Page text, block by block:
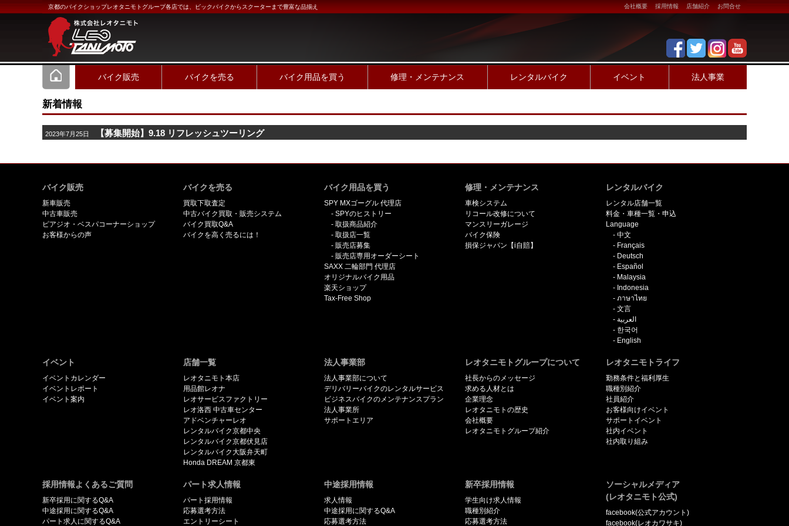
会社概要 採用情報 店舗紹介 お問合せ
京都のバイクショップレオタニモトグループ各店では、ビックバイクからスクーターまで豊富な品揃え
バイク販売 バイクを売る バイク用品を買う 修理・メンテナンス レンタルバイク イベント 法人事業
新着情報
2023年7月25日 【募集開始】9.18 リフレッシュツーリング
バイク販売
新車販売
中古車販売
ピアジオ・ベスパコーナーショップ
お客様からの声
バイクを売る
買取下取査定
中古バイク買取・販売システム
バイク買取Q&A
バイクを高く売るには！
バイク用品を買う
SPY MXゴーグル 代理店
SPYのヒストリー
取扱商品紹介
取扱店一覧
販売店募集
販売店専用オーダーシート
SAXX 二輪部門 代理店
オリジナルバイク用品
楽天ショップ
Tax-Free Shop
修理・メンテナンス
車検システム
リコール改修について
マンスリーガレージ
バイク保険
損保ジャパン【i自賠】
レンタルバイク
レンタル店舗一覧
料金・車種一覧・申込
Language
中文
Français
Deutsch
Español
Malaysia
Indonesia
ภาษาไทย
文言
العربية
한국어
English
イベント
イベントカレンダー
イベントレポート
イベント案内
店舗一覧
レオタニモト本店
用品館レオナ
レオサービスファクトリー
レオ洛西 中古車センター
アドベンチャーレオ
レンタルバイク京都中央
レンタルバイク京都伏見店
レンタルバイク大阪弁天町
Honda DREAM 京都東
法人事業部
法人事業部について
デリバリーバイクのレンタルサービス
ビジネスバイクのメンテナンスプラン
法人事業所
サポートエリア
レオタニモトグループについて
社長からのメッセージ
求める人材とは
企業理念
レオタニモトの歴史
会社概要
レオタニモトグループ紹介
レオタニモトライフ
勤務条件と福利厚生
職種別紹介
社員紹介
お客様向けイベント
サポートイベント
社内イベント
社内取り組み
採用情報よくあるご質問
新卒採用に関するQ&A
中途採用に関するQ&A
パート求人に関するQ&A
パート求人情報
パート採用情報
応募選考方法
エントリーシート
中途採用情報
求人情報
中途採用に関するQ&A
応募選考方法
新卒採用情報
学生向け求人情報
職種別紹介
応募選考方法
ソーシャルメディア
(レオタニモト公式)
facebook(公式アカウント)
facebook(レオカワサキ)